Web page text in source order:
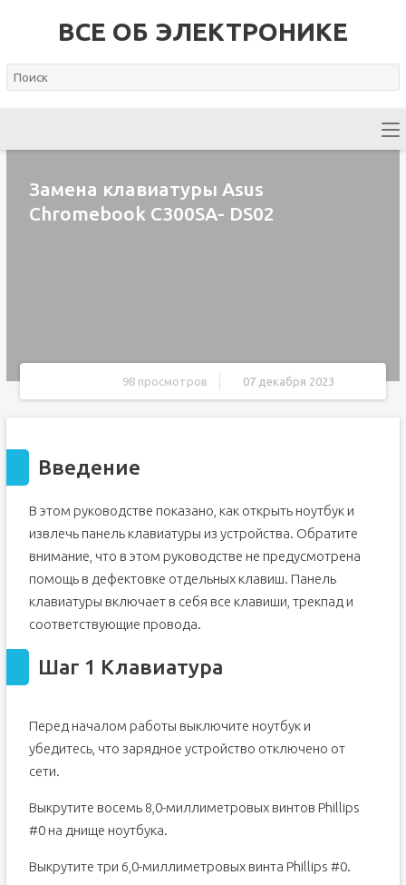
ВСЕ ОБ ЭЛЕКТРОНИКЕ
Замена клавиатуры Asus
Chromebook C300SA- DS02
98 просмотров 07 декабря 2023
Введение
В этом руководстве показано, как открыть ноутбук и
извлечь панель клавиатуры из устройства. Обратите
внимание, что в этом руководстве не предусмотрена
помощь в дефектовке отдельных клавиш. Панель
клавиатуры включает в себя все клавиши, трекпад и
соответствующие провода.
Шаг 1 Клавиатура
Перед началом работы выключите ноутбук и
убедитесь, что зарядное устройство отключено от
сети.
Выкрутите восемь 8,0-миллиметровых винтов Phillips
#0 на днище ноутбука.
Выкрутите три 6,0-миллиметровых винта Phillips #0.